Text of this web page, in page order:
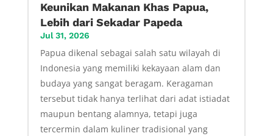
Keunikan Makanan Khas Papua,
Lebih dari Sekadar Papeda
Jul 31, 2026
Papua dikenal sebagai salah satu wilayah di
Indonesia yang memiliki kekayaan alam dan
budaya yang sangat beragam. Keragaman
tersebut tidak hanya terlihat dari adat istiadat
maupun bentang alamnya, tetapi juga
tercermin dalam kuliner tradisional yang